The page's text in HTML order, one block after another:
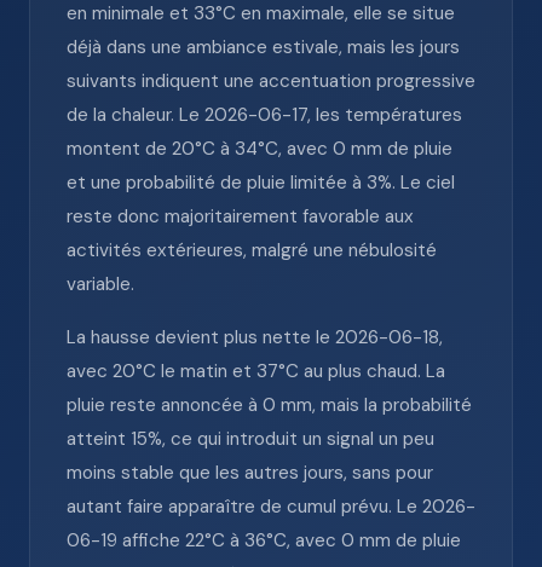
en minimale et 33°C en maximale, elle se situe
déjà dans une ambiance estivale, mais les jours
suivants indiquent une accentuation progressive
de la chaleur. Le 2026-06-17, les températures
montent de 20°C à 34°C, avec 0 mm de pluie
et une probabilité de pluie limitée à 3%. Le ciel
reste donc majoritairement favorable aux
activités extérieures, malgré une nébulosité
variable.
La hausse devient plus nette le 2026-06-18,
avec 20°C le matin et 37°C au plus chaud. La
pluie reste annoncée à 0 mm, mais la probabilité
atteint 15%, ce qui introduit un signal un peu
moins stable que les autres jours, sans pour
autant faire apparaître de cumul prévu. Le 2026-
06-19 affiche 22°C à 36°C, avec 0 mm de pluie